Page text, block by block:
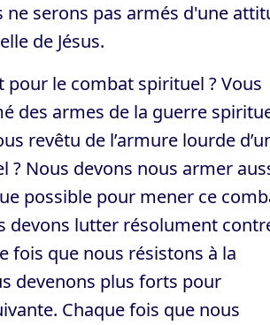
ne serons pas armés d'une
de Jésus.
pour le combat spirituel ? Vous
des armes de la guerre
revêtu de l’armure lourde
? Nous devons nous armer
possible pour mener ce
devons lutter résolument
fois que nous résistons à la
devenons plus forts pour
Chaque fois que nous